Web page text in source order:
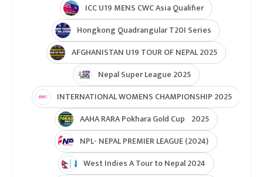
ICC U19 MENS CWC Asia Qualifier
Hongkong Quadrangular T20I Series
AFGHANISTAN U19 TOUR OF NEPAL 2025
Nepal Super League 2025
INTERNATIONAL WOMENS CHAMPIONSHIP 2025
AAHA RARA Pokhara Gold Cup 2025
NPL- NEPAL PREMIER LEAGUE (2024)
West Indies A Tour to Nepal 2024